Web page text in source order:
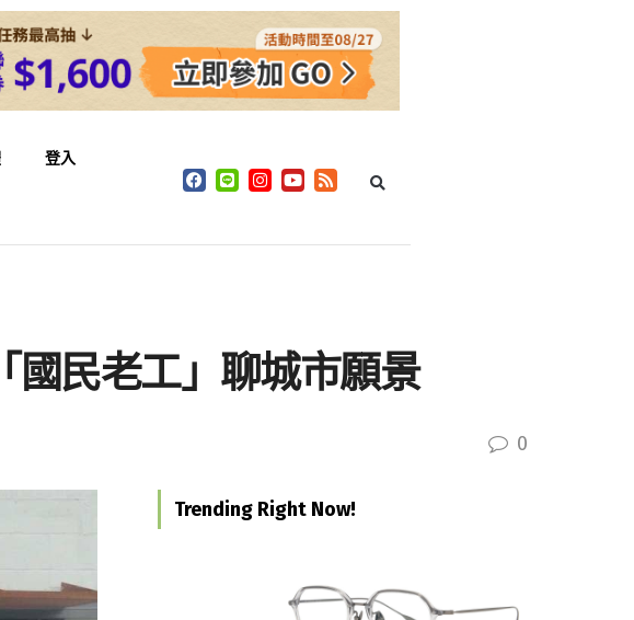
登入
國民老工」聊城市願景
0
Trending Right Now!